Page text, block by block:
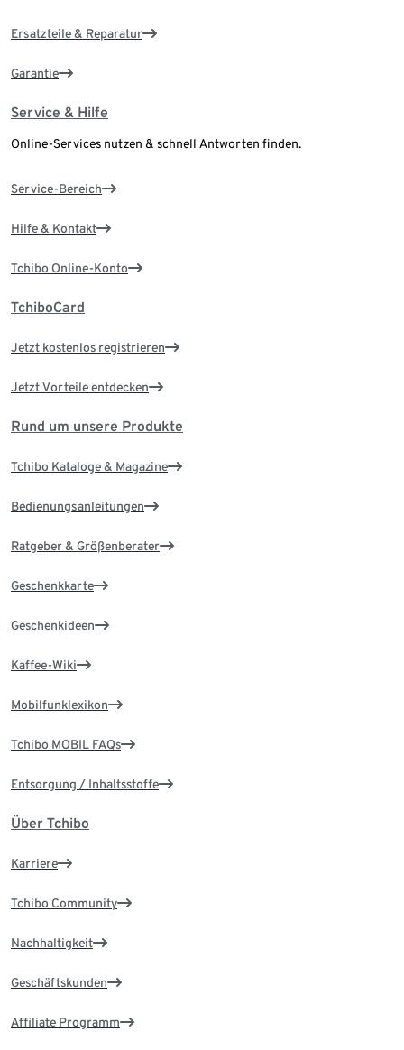
Ersatzteile & Reparatur
Garantie
Service & Hilfe
Online-Services nutzen & schnell Antworten finden.
Service-Bereich
Hilfe & Kontakt
Tchibo Online-Konto
TchiboCard
Jetzt kostenlos registrieren
Jetzt Vorteile entdecken
Rund um unsere Produkte
Tchibo Kataloge & Magazine
Bedienungsanleitungen
Ratgeber & Größenberater
Geschenkkarte
Geschenkideen
Kaffee-Wiki
Mobilfunklexikon
Tchibo MOBIL FAQs
Entsorgung / Inhaltsstoffe
Über Tchibo
Karriere
Tchibo Community
Nachhaltigkeit
Geschäftskunden
Affiliate Programm